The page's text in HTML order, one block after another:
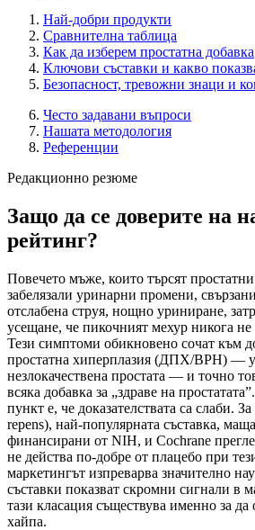
Най-добри продукти
Сравнителна таблица
Как да изберем простатна добавка
Ключови съставки и какво
Безопасност, тревожни знаци и
Често задавани въпроси
Нашата методология
Референции
Редакционно резюме
Защо да се доверите на
рейтинг?
Повечето мъже, които търсят
забелязали уринарни промени,
отслабена струя, нощно уриниране,
усещане, че пикочният мехур никога не
Тези симптоми обикновено сочат към
простатна хиперплазия (ДПХ/BPH) —
незлокачествена простата — и точно
всяка добавка за „здраве на
пункт е, че доказателствата са слаби.
repens), най-популярната съставка,
финансирани от NIH, и Cochrane
не действа по-добре от плацебо при
маркетингът изпреварва значително
съставки показват скромни сигнали в
тази класация съществува именно за да
хайпа.